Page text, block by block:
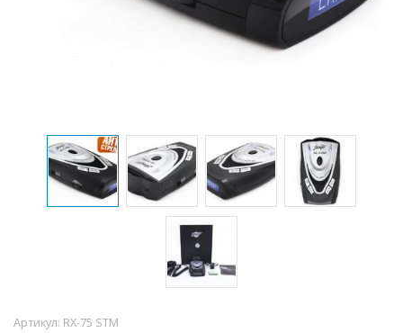
Артикул: RX-75 STM